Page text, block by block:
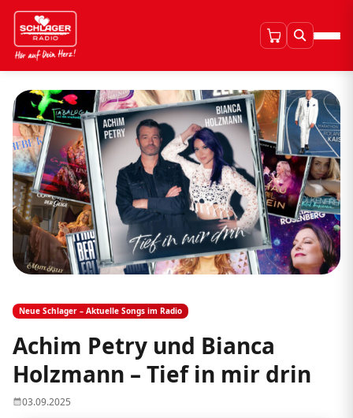
Neue Schlager – Aktuelle Songs im Radio
Achim Petry und Bianca
Holzmann – Tief in mir drin
03.09.2025